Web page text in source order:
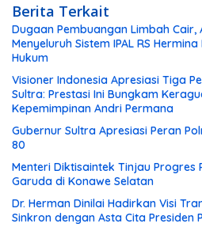
Berita Terkait
Dugaan Pembuangan Limbah Cair,
Menyeluruh Sistem IPAL RS
Hukum
Visioner Indonesia Apresiasi Tiga
Sultra: Prestasi Ini Bungkam
Kepemimpinan Andri Permana
Gubernur Sultra Apresiasi Peran
80
Menteri Diktisaintek Tinjau Progres
Garuda di Konawe Selatan
Dr. Herman Dinilai Hadirkan Visi
Sinkron dengan Asta Cita Presiden